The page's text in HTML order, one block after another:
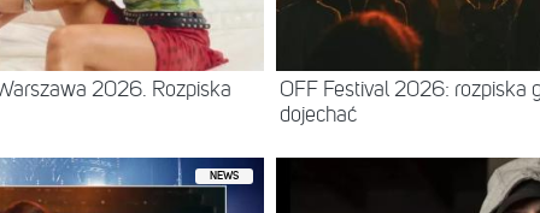
2026. Rozpiska
OFF Festival 2026: rozpiska
dojechać
NEWS